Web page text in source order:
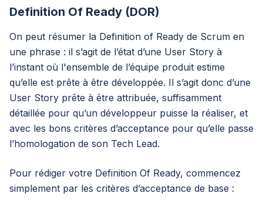
Definition Of Ready (DOR)
On peut résumer la Definition of Ready de Scrum en
une phrase : il s’agit de l’état d’une User Story à
l’instant où l'ensemble de l’équipe produit estime
qu’elle est prête à être développée. Il s’agit donc d’une
User Story prête à être attribuée, suffisamment
détaillée pour qu’un développeur puisse la réaliser, et
avec les bons critères d’acceptance pour qu’elle passe
l’homologation de son Tech Lead.
Pour rédiger votre Definition Of Ready, commencez
simplement par les critères d’acceptance de base :